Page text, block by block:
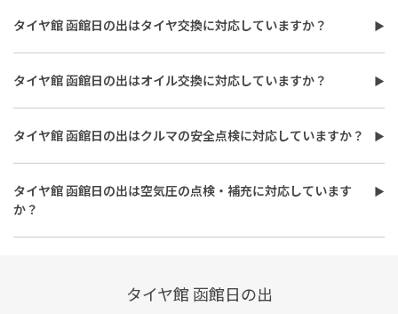
タイヤ館 函館日の出はタイヤ交換に対応していますか？
タイヤ館 函館日の出はタイヤ交換に対応しています。
費用は、タイヤ交換工賃のほかに、タイヤ本体の価格やホイール
バランス調整、使用済みタイヤ処分費用などがかかる場合があり
ます。
また、作業時間は最短で約30分程度ですが、作業内容や交換本
数、車種により異なり、時間がかかる場合もございます。詳細は店
舗スタッフまでお気軽にご相談ください
タイヤ館 函館日の出はオイル交換に対応していますか？
タイヤ館 函館日の出はオイル交換に対応しています。
使用するオイルの種類（鉱物油・部分合成油・全合成油）や粘
度、交換量によって費用が変わります。工賃やフィルター代を含め
た交換費用については、店舗スタッフまでお問い合わせくださ
い。
また、所要時間は最短約30分程度になります。こちらもオイルフ
ィルターの同時交換や、在庫・車種、作業時期等により時間が変
わることもありますので、詳細は店舗スタッフまでお気軽にご相
タイヤ館 函館日の出はクルマの安全点検に対応していますか？
タイヤ館 函館日の出はおクルマの安全点検に対応しています。最
短30分、無料で対応させていただきます。
タイヤ館 函館日の出は空気圧の点検・補充に対応しています
か？
タイヤ館 函館日の出は空気圧の点検・補充に対応しています。最
タイヤ館 函館日の出